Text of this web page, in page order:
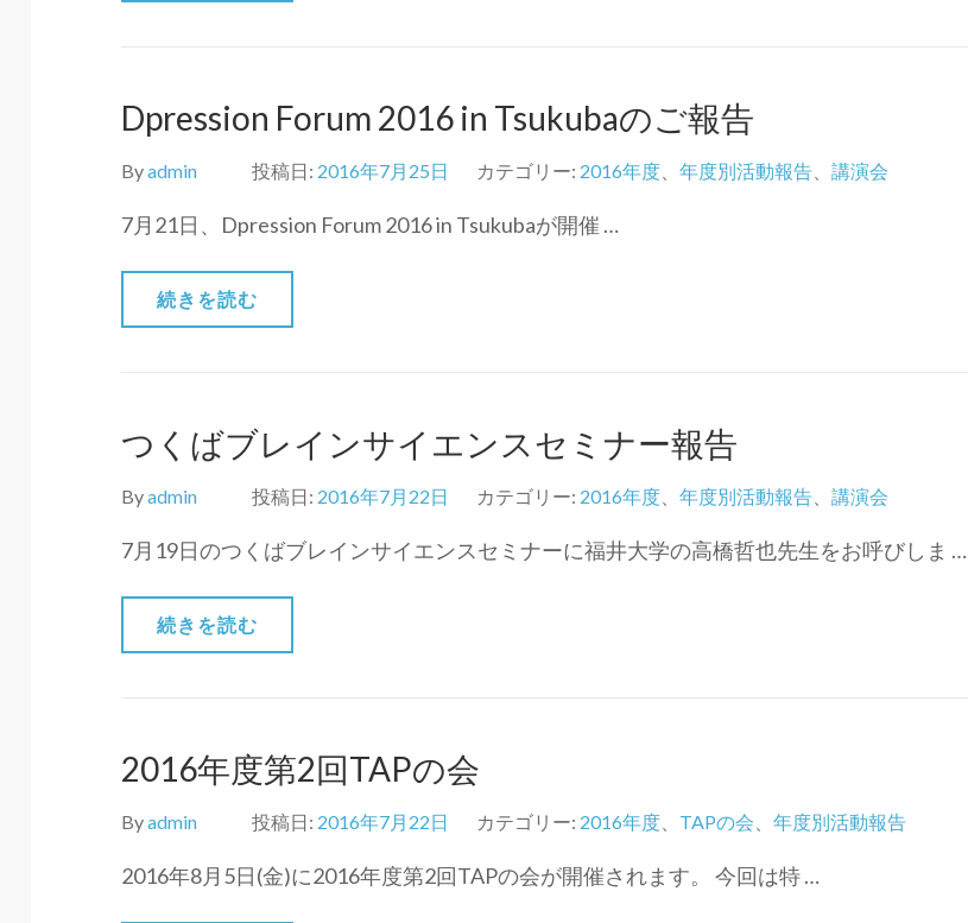
Dpression Forum 2016 in Tsukubaのご報告
Byadmin 投稿日: 2016年7月25日 カテゴリー: 2016年度 年度別活動報告 講演会
7月21日、Dpression Forum 2016 in Tsukubaが開催 …
続きを読む
つくばブレインサイエンスセミナー報告
Byadmin 投稿日: 2016年7月22日 カテゴリー: 2016年度 年度別活動報告 講演会
7月19日のつくばブレインサイエンスセミナーに福井大学の高橋哲也先生をお呼びしま …
続きを読む
2016年度第2回TAPの会
Byadmin 投稿日: 2016年7月22日 カテゴリー: 2016年度 TAPの会 年度別活動報告
2016年8月5日(金)に2016年度第2回TAPの会が開催されます。 今回は特 …